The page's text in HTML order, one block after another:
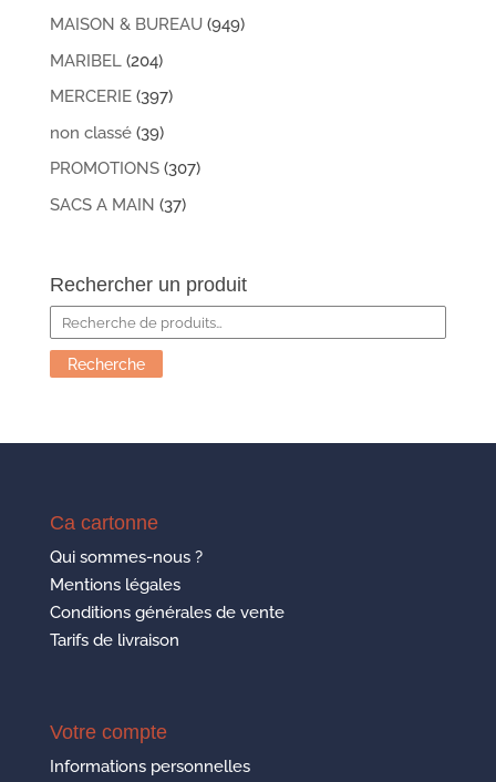
MAISON & BUREAU (949)
MARIBEL (204)
MERCERIE (397)
non classé (39)
PROMOTIONS (307)
SACS A MAIN (37)
Rechercher un produit
Recherche
pour :
Recherche
Ca cartonne
Qui sommes-nous ?
Mentions légales
Conditions générales de vente
Tarifs de livraison
Votre compte
Informations personnelles